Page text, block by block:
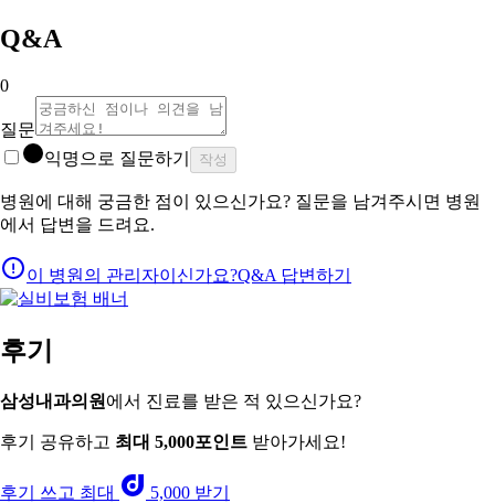
Q&A
0
질문
익명으로 질문하기
작성
병원에 대해 궁금한 점이 있으신가요? 질문을 남겨주시면 병원
에서 답변을 드려요.
이 병원의 관리자이신가요?Q&A 답변하기
후기
삼성내과의원 에서 진료를 받은 적 있으신가요?
후기 공유하고 최대 5,000포인트 받아가세요!
후기 쓰고 최대 5,000 받기